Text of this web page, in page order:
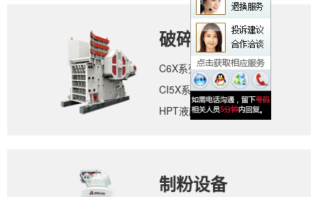
破碎设备
C6X系列颚式破碎机
CI5X系列反击式破碎机
HPT液压圆锥破碎机
制粉设备